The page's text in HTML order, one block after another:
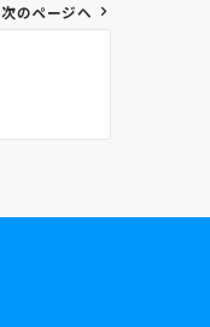
次のページへ